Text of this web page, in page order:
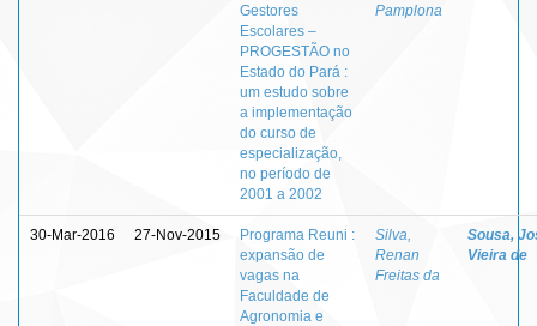
Gestores
Escolares –
PROGESTÃO no
Estado do Pará :
um estudo sobre
a implementação
do curso de
especialização,
no período de
2001 a 2002
Pamplona
30-Mar-2016 27-Nov-2015
Programa Reuni :
expansão de
vagas na
Faculdade de
Agronomia e
Silva,
Renan
Freitas da
Sousa,
Vieira de